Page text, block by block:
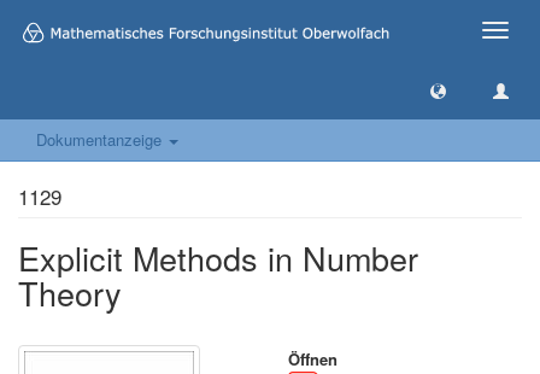
Toggle
Dokumentanzeige
1129
Explicit Methods in Number
Theory
Öffnen